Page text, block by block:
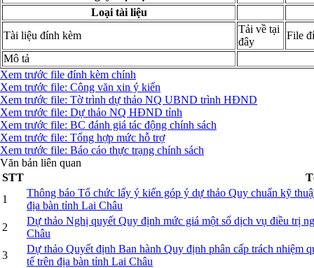
Loại tài liệu
Tài liệu đính kèm
Tải về tại
đây
File
Mô tả
Xem trước file đính kèm chính
Xem trước file: Công văn xin ý kiến
Xem trước file: Tờ trình dự thảo NQ UBND trình HĐND
Xem trước file: Dự thảo NQ HĐND tỉnh
Xem trước file: BC đánh giá tác động chính sách
Xem trước file: Tổng hợp mức hỗ trợ
Xem trước file: Báo cáo thực trạng chính sách
Văn bản liên quan
STT
1
Thông báo Tổ chức lấy ý kiến góp ý dự thảo Quy chuẩn kỹ
địa bàn tỉnh Lai Châu
2
Dự thảo Nghị quyết Quy định mức giá một số dịch vụ điều trị
Châu
3
Dự thảo Quyết định Ban hành Quy định phân cấp trách nhiệm
tế trên địa bàn tỉnh Lai Châu